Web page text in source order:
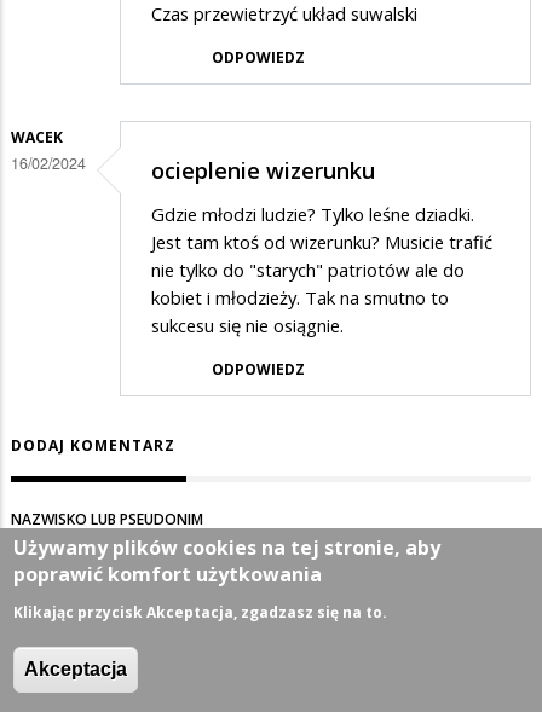
Czas przewietrzyć układ suwalski
ODPOWIEDZ
WACEK
16/02/2024 ocieplenie wizerunku
Gdzie młodzi ludzie? Tylko leśne dziadki.
Jest tam ktoś od wizerunku? Musicie trafić
nie tylko do "starych" patriotów ale do
kobiet i młodzieży. Tak na smutno to
sukcesu się nie osiągnie.
ODPOWIEDZ
DODAJ KOMENTARZ
NAZWISKO LUB PSEUDONIM
TEMAT
Używamy plików cookies na tej stronie, aby
poprawić komfort użytkowania
Klikając przycisk Akceptacja, zgadzasz się na to.
Akceptacja